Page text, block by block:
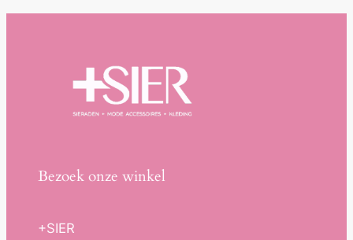
Bezoek onze winkel
+SIER